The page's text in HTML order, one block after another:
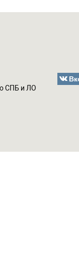
СПБ и ЛО